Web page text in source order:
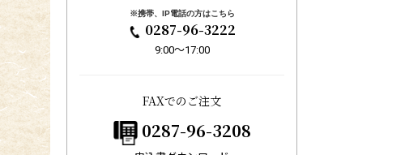
※携帯、IP電話の方はこちら
0287-96-3222
9:00〜17:00
FAXでのご注文
0287-96-3208